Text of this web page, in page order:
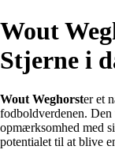
Wout
Stjerne i
Wout Weghorster et
fodboldverdenen.
opmærksomhed med
potentialet til at blive